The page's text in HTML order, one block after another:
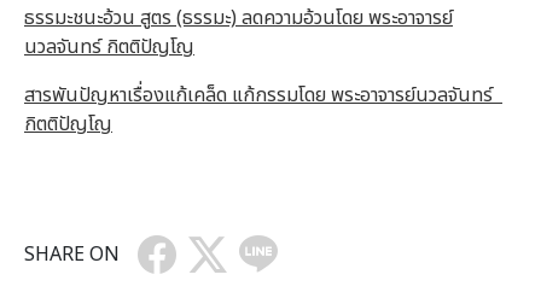
ธรรมะชนะอ้วน สูตร (ธรรมะ) ลดความอ้วนโดย พระอาจารย์
นวลจันทร์ กิตติปัญโญ
สารพันปัญหาเรื่องแก้เคล็ด แก้กรรมโดย พระอาจารย์นวลจันทร์
กิตติปัญโญ
SHARE ON